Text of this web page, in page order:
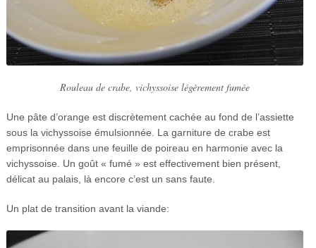
Rouleau de crabe, vichyssoise légèrement fumée
Une pâte d’orange est discrètement cachée au fond de l’assiette
sous la vichyssoise émulsionnée. La garniture de crabe est
emprisonnée dans une feuille de poireau en harmonie avec la
vichyssoise. Un goût « fumé » est effectivement bien présent,
délicat au palais, là encore c’est un sans faute.
Un plat de transition avant la viande: